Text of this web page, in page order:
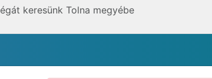
keresünk Tolna megyébe